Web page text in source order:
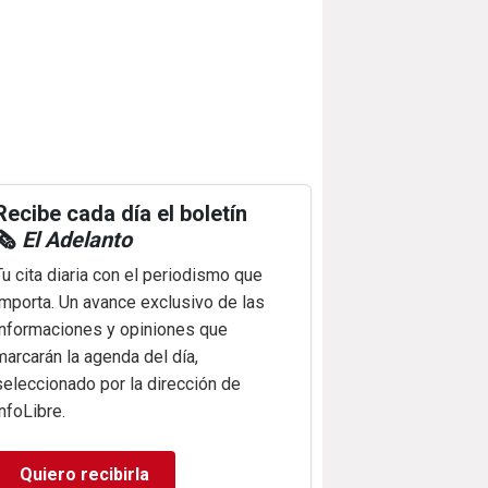
cada día el boletín
El Adelanto
cita diaria con el periodismo que
Un avance exclusivo de las
y opiniones que
la agenda del día,
por la dirección de
Quiero recibirla